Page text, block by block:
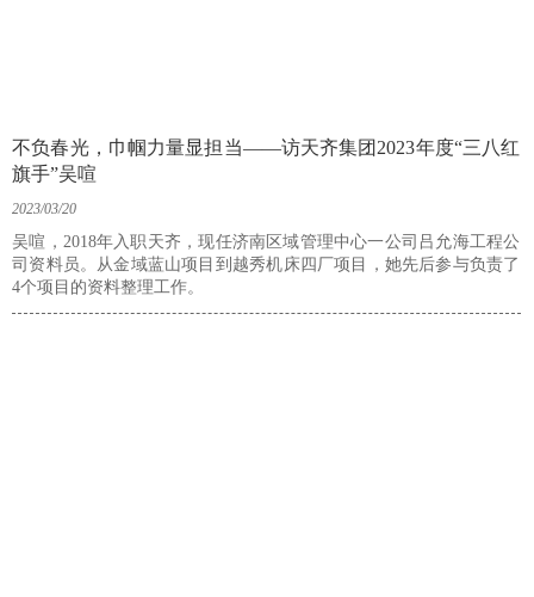
不负春光，巾帼力量显担当——访天齐集团2023年度“三八红
旗手”吴喧
2023/03/20
吴喧，2018年入职天齐，现任济南区域管理中心一公司吕允海工程公
司资料员。从金域蓝山项目到越秀机床四厂项目，她先后参与负责了
4个项目的资料整理工作。